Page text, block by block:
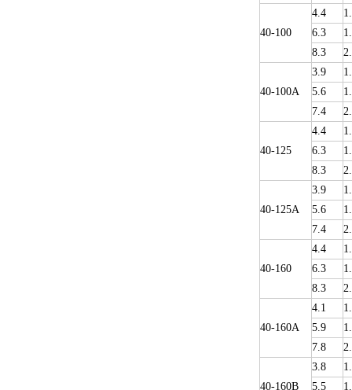
40-100
4.4
6.3
8.3
40-100A
3.9
5.6
7.4
40-125
4.4
6.3
8.3
40-125A
3.9
5.6
7.4
40-160
4.4
6.3
8.3
40-160A
4.1
5.9
7.8
40-160B
3.8
5.5